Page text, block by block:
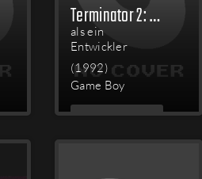
Terminator 2: Judgment Day
als ein
Entwickler
(1992)
Game Boy
MEHR